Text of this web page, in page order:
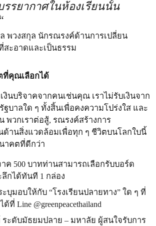
รรยากาศในห้องเรียนนั้น
พวงสกุล นักรณรงค์ด้านการเปลี่ยน
สะอาดและเป็นธรรม
ที่คุณเลือกได้
งินบริจาคจากคนเช่นคุณ เราไม่รับเงินจาก
บาลใด ๆ ทั้งสิ้นเพื่อคงความโปร่งใส และ
พวกเราต่อสู้, รณรงค์สร้างการ
ด้านสิ่งแวดล้อมเพื่อทุก ๆ ชีวิตบนโลกใบนี้
าคตที่ดีกว่า
ค 500 บาทท่านสามารถเลือกรับบอร์ด
ลึกได้ทันที 1 กล่อง
บุมอบให้กับ “โรงเรียนปลายทาง” ใด ๆ ที่
ที่ Line @greenpeacethailand
ระดับมัธยมปลาย – มหาลัย ผู้สนใจรับการ